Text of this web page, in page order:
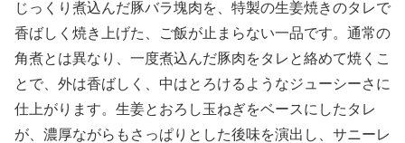
じっくり煮込んだ豚バラ塊肉を、特製の生姜焼きのタレで
香ばしく焼き上げた、ご飯が止まらない一品です。通常の
角煮とは異なり、一度煮込んだ豚肉をタレと絡めて焼くこ
とで、外は香ばしく、中はとろけるようなジューシーさに
仕上がります。生姜とおろし玉ねぎをベースにしたタレ
が、濃厚ながらもさっぱりとした後味を演出し、サニーレ